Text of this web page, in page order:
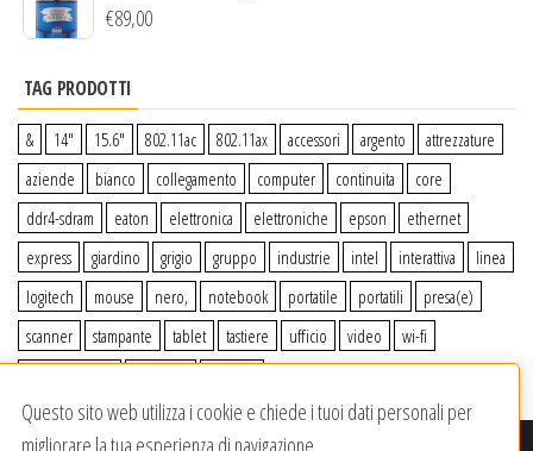
€89,00
TAG PRODOTTI
& 14″ 15.6″ 802.11ac 802.11ax accessori argento
attrezzature
aziende
bianco collegamento computer continuita
core
ddr4-sdram
eaton elettronica elettroniche epson
ethernet
express
giardino grigio gruppo industrie intel interattiva
linea
logitech
mouse nero, notebook portatile portatili
presa(e)
scanner
stampante tablet tastiere ufficio video
wi-fi
Questo sito web utilizza i cookie e chiede i tuoi dati personali per
migliorare la tua esperienza di navigazione.